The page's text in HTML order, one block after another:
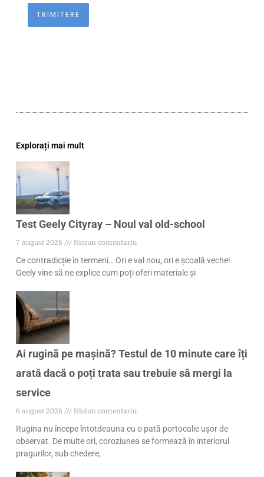
Explorați mai mult
Test Geely Cityray – Noul val old-school
7 august 2026
Niciun comentariu
Ce contradicție în termeni… Ori e val nou, ori e școală veche!
Geely vine să ne explice cum poți oferi materiale și
Ai rugină pe mașină? Testul de 10 minute care îți
arată dacă o poți trata sau trebuie să mergi la
service
6 august 2026
Niciun comentariu
Rugina nu începe întotdeauna cu o pată portocalie ușor de
observat. De multe ori, coroziunea se formează în interiorul
pragurilor, sub chedere,